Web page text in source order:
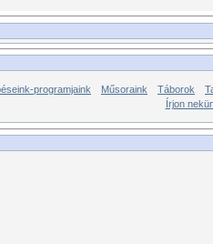
programjaink Műsoraink Táborok
Írjon